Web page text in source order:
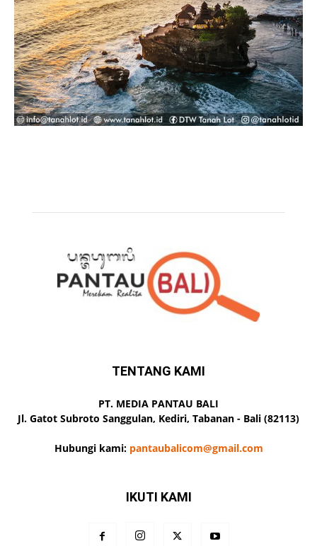
TENTANG KAMI
PT. MEDIA PANTAU BALI
Jl. Gatot Subroto Sanggulan, Kediri, Tabanan - Bali (82113)
Hubungi kami: pantaubalicom@gmail.com
IKUTI KAMI